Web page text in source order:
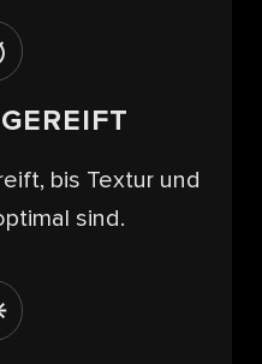
bis Textur und
sind.